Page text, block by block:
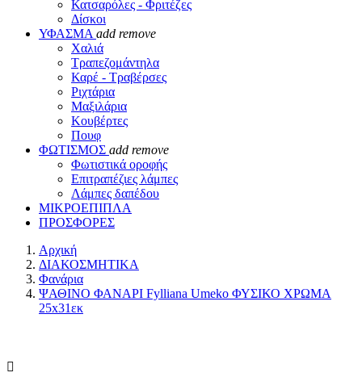
Κατσαρόλες - Φριτέζες
Δίσκοι
ΥΦΑΣΜΑ add remove
Χαλιά
Τραπεζομάντηλα
Καρέ - Τραβέρσες
Ριχτάρια
Μαξιλάρια
Κουβέρτες
Πουφ
ΦΩΤΙΣΜΟΣ add remove
Φωτιστικά οροφής
Επιτραπέζιες λάμπες
Λάμπες δαπέδου
ΜΙΚΡΟΕΠΙΠΛΑ
ΠΡΟΣΦΟΡΕΣ
Αρχική
ΔΙΑΚΟΣΜΗΤΙΚΑ
Φανάρια
ΨΑΘΙΝΟ ΦΑΝΑΡΙ Fylliana Umeko ΦΥΣΙΚΟ ΧΡΩΜΑ
25x31εκ
